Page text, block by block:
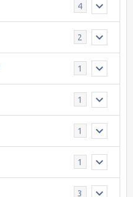
4
2
1
1
1
1
3